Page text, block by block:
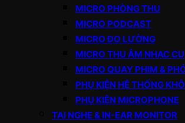
MICRO PHÒNG THU
MICRO PODCAST
MICRO ĐO LƯỜNG
MICRO THU ÂM NHẠC CỤ
MICRO QUAY PHIM &
PHỤ KIỆN HỆ THỐNG
PHỤ KIỆN MICROPHONE
TAI NGHE & IN-EAR MONITOR